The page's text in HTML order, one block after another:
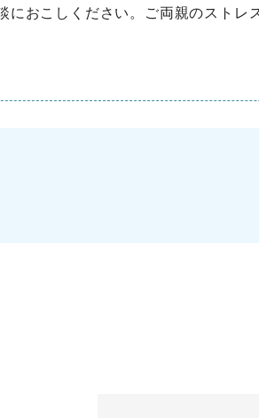
おこしください。ご両親のストレ